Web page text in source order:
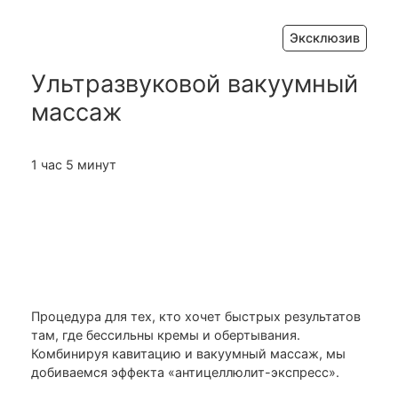
Эксклюзив
Ультразвуковой вакуумный
массаж
1 час 5 минут
Процедура для тех, кто хочет быстрых результатов
там, где бессильны кремы и обертывания.
Комбинируя кавитацию и вакуумный массаж, мы
добиваемся эффекта «антицеллюлит-экспресс».